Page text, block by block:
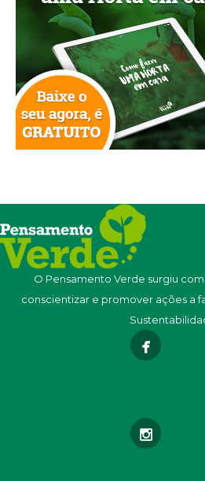
O Pensamento Verde surgiu com
conscientizar e promover ações a